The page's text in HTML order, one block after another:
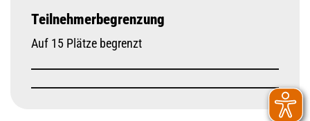
Teilnehmerbegrenzung
Auf 15 Plätze begrenzt